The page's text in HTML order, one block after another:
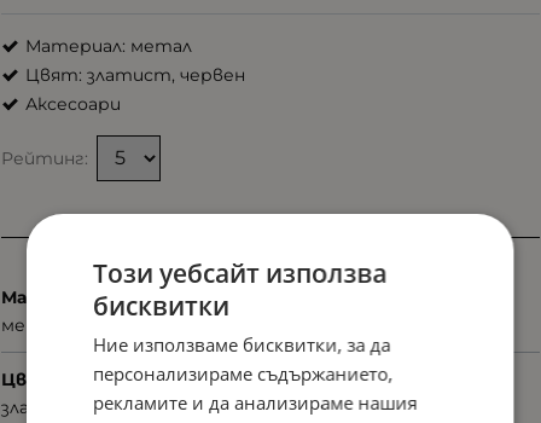
Материал: метал
Цвят: златист, червен
Аксесоари
Рейтинг:
Материал
метал
Цвят
златист
Този уебсайт използва
бисквитки
Ние използваме бисквитки, за да
персонализираме съдържанието,
рекламите и да анализираме нашия